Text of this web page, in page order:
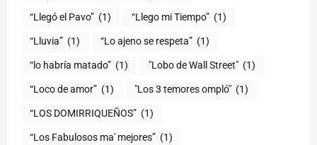
“Llegó el Pavo” (1) “Llego mi Tiempo” (1)
“Lluvia” (1) “Lo ajeno se respeta” (1)
“lo habría matado” (1) "Lobo de Wall Street" (1)
“Loco de amor” (1) "Los 3 temores ompló" (1)
(1)
“Los Fabulosos ma' mejores” (1)